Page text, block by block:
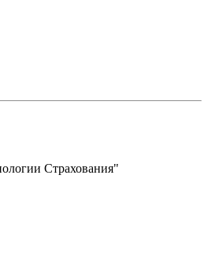
Страхования"